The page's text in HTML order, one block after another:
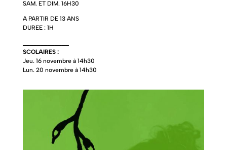
SAM. ET DIM. 16H30
A PARTIR DE 13 ANS
DUREE : 1H
SCOLAIRES :
Jeu. 16 novembre à 14h30
Lun. 20 novembre à 14h30